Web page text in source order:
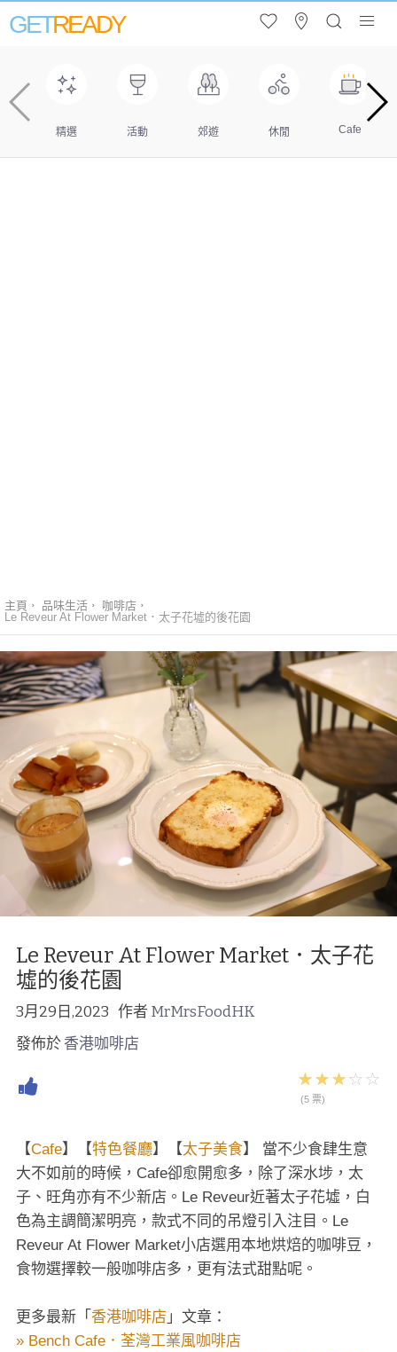
GETREADY
精選 活動 郊遊 休閒 Cafe
主頁 品味生活
咖啡店
Le Reveur At Flower Market．太子花墟的後花園
Le Reveur At Flower Market．太子花
墟的後花園
3月29日,2023 作者 MrMrsFoodHK
發佈於香港咖啡店
(5 票)
【Cafe】【特色餐廳】【太子美食】 當不少食肆生意
大不如前的時候，Cafe卻愈開愈多，除了深水埗，太
子、旺角亦有不少新店。Le Reveur近著太子花墟，白
色為主調簡潔明亮，款式不同的吊燈引入注目。Le
Reveur At Flower Market小店選用本地烘焙的咖啡豆，
食物選擇較一般咖啡店多，更有法式甜點呢。
更多最新「 香港咖啡店 」文章：
» Bench Cafe．荃灣工業風咖啡店